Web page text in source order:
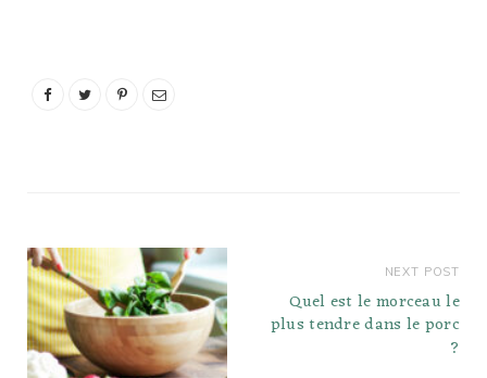
NEXT POST
Quel est le morceau le
plus tendre dans le porc
?